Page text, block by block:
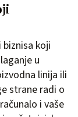
koji
u
linija ili
strane radi o
i vaše